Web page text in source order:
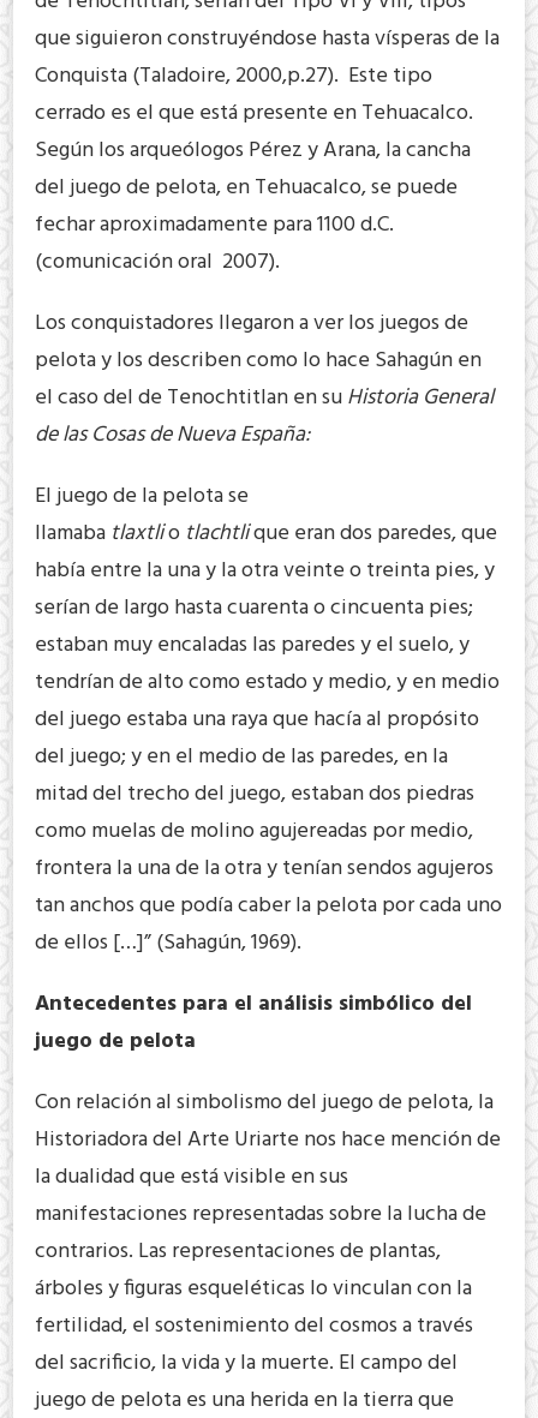
que siguieron construyéndose hasta vísperas de la
Conquista (Taladoire, 2000,p.27). Este tipo
cerrado es el que está presente en Tehuacalco.
Según los arqueólogos Pérez y Arana, la cancha
del juego de pelota, en Tehuacalco, se puede
fechar aproximadamente para 1100 d.C.
(comunicación oral 2007).
Los conquistadores llegaron a ver los juegos de
pelota y los describen como lo hace Sahagún en
el caso del de Tenochtitlan en suHistoria General
de las Cosas de Nueva España:
El juego de la pelota se
llamaba tlaxtlio tlachtlique eran dos paredes, que
había entre la una y la otra veinte o treinta pies, y
serían de largo hasta cuarenta o cincuenta pies;
estaban muy encaladas las paredes y el suelo, y
tendrían de alto como estado y medio, y en medio
del juego estaba una raya que hacía al propósito
del juego; y en el medio de las paredes, en la
mitad del trecho del juego, estaban dos piedras
como muelas de molino agujereadas por medio,
frontera la una de la otra y tenían sendos agujeros
tan anchos que podía caber la pelota por cada uno
de ellos […]” (Sahagún, 1969).
Antecedentes para el análisis simbólico del
juego de pelota
Con relación al simbolismo del juego de pelota, la
Historiadora del Arte Uriarte nos hace mención de
la dualidad que está visible en sus
manifestaciones representadas sobre la lucha de
contrarios. Las representaciones de plantas,
árboles y figuras esqueléticas lo vinculan con la
fertilidad, el sostenimiento del cosmos a través
del sacrificio, la vida y la muerte. El campo del
juego de pelota es una herida en la tierra que